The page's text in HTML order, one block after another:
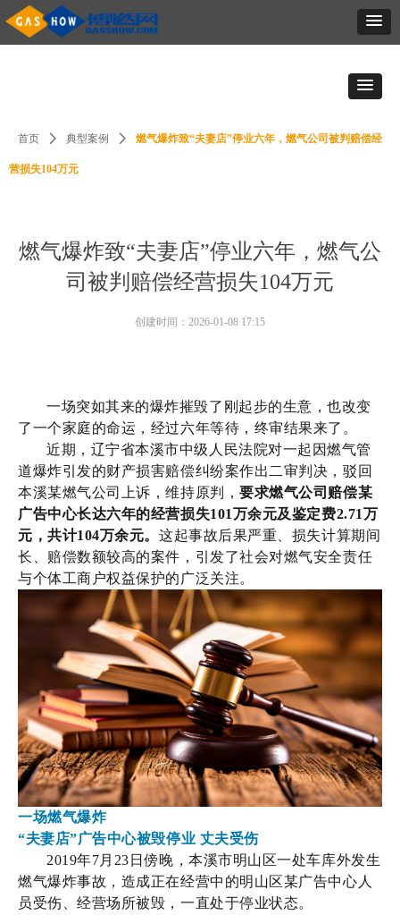
首页 ꄲ 典型案例 ꄲ 燃气爆炸致“夫妻店”停业六年，燃气公司被判赔偿经
营损失104万元
燃气爆炸致“夫妻店”停业六年，燃气公
司被判赔偿经营损失104万元
创建时间： 2026-01-08 17:15
一场突如其来的爆炸摧毁了刚起步的生意，也改变
了一个家庭的命运，经过六年等待，终审结果来了。
近期，辽宁省本溪市中级人民法院对一起因燃气管
道爆炸引发的财产损害赔偿纠纷案作出二审判决，驳回
本溪某燃气公司上诉，维持原判，要求燃气公司赔偿某
广告中心长达六年的经营损失101万余元及鉴定费2.71万
元，共计104万余元。 这起事故后果严重、损失计算期间
长、赔偿数额较高的案件，引发了社会对燃气安全责任
与个体工商户权益保护的广泛关注。
一场燃气爆炸
“夫妻店”广告中心被毁停业 丈夫受伤
2019年7月23日傍晚，本溪市明山区一处车库外发生
燃气爆炸事故，造成正在经营中的明山区某广告中心人
员受伤、经营场所被毁，一直处于停业状态。